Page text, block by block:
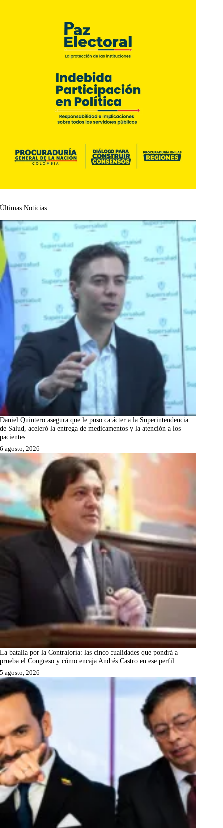
Últimas Noticias
Daniel Quintero asegura que le puso carácter a la Superintendencia
de Salud, aceleró la entrega de medicamentos y la atención a los
pacientes
6 agosto, 2026
La batalla por la Contraloría: las cinco cualidades que pondrá a
prueba el Congreso y cómo encaja Andrés Castro en ese perfil
5 agosto, 2026